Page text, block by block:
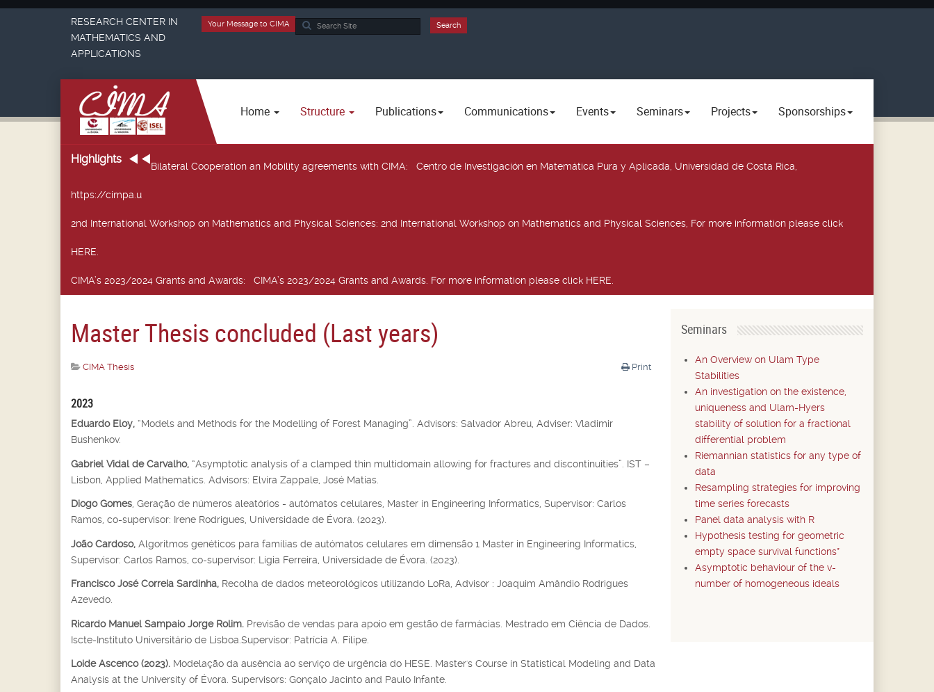
Search
Search
Your Message to CIMA
RESEARCH CENTER IN
MATHEMATICS AND
APPLICATIONS
Home Structure Publications Communications Events Seminars Projects Sponsorships
Highlights
Bilateral Cooperation an Mobility agreements with CIMA: Centro de Investigación en Matemática Pura y Aplicada, Universidad de Costa Rica,
https://cimpa.u
2nd International Workshop on Mathematics and Physical Sciences: 2nd International Workshop on Mathematics and Physical Sciences, For more information please click
HERE.
CIMA’s 2023/2024 Grants and Awards: CIMA’s 2023/2024 Grants and Awards. For more information please click HERE.
Master Thesis concluded (Last years)
Print
CIMA Thesis
2023
Eduardo Eloy, “Models and Methods for the Modelling of Forest Managing”. Advisors: Salvador Abreu, Adviser: Vladimir
Bushenkov.
Gabriel Vidal de Carvalho, “Asymptotic analysis of a clamped thin multidomain allowing for fractures and discontinuities”. IST –
Lisbon, Applied Mathematics. Advisors: Elvira Zappale, José Matias.
Diogo Gomes , Geração de números aleatórios - autómatos celulares, Master in Engineering Informatics, Supervisor: Carlos
Ramos, co-supervisor: Irene Rodrigues, Universidade de Évora. (2023).
João Cardoso, Algoritmos genéticos para famílias de autómatos celulares em dimensão 1 Master in Engineering Informatics,
Supervisor: Carlos Ramos, co-supervisor: Lígia Ferreira, Universidade de Évora. (2023).
Francisco José Correia Sardinha, Recolha de dados meteorológicos utilizando LoRa, Advisor : Joaquim Amândio Rodrigues
Azevedo.
Ricardo Manuel Sampaio Jorge Rolim. Previsão de vendas para apoio em gestão de farmácias. Mestrado em Ciência de Dados.
Iscte-Instituto Universitário de Lisboa.Supervisor: Patrícia A. Filipe.
Loide Ascenco (2023). Modelação da ausência ao serviço de urgência do HESE. Master's Course in Statistical Modeling and Data
Analysis at the University of Évora. Supervisors: Gonçalo Jacinto and Paulo Infante.
Seminars
An Overview on Ulam Type
Stabilities
An investigation on the existence,
uniqueness and Ulam-Hyers
stability of solution for a fractional
differential problem
Riemannian statistics for any type of
data
Resampling strategies for improving
time series forecasts
Panel data analysis with R
Hypothesis testing for geometric
empty space survival functions*
Asymptotic behaviour of the v-
number of homogeneous ideals